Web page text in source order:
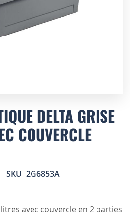
DELTA GRISE
COUVERCLE
SKU 2G6853A
avec couvercle en 2 parties